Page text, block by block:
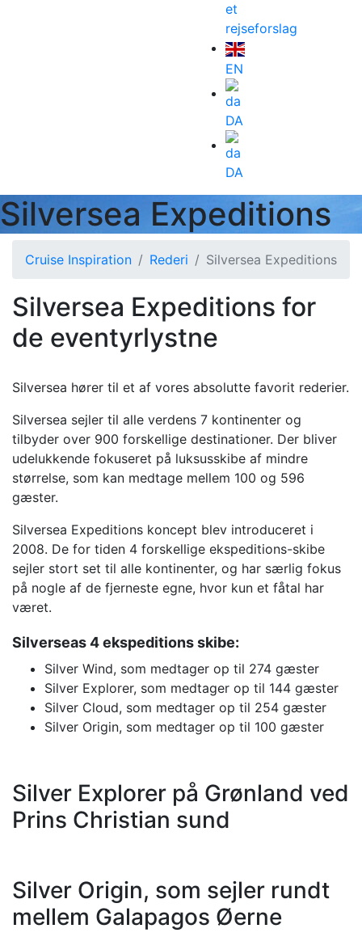
et
rejseforslag
EN
DA
DA
Silversea Expeditions
Cruise Inspiration Rederi Silversea Expeditions
Silversea Expeditions for
de eventyrlystne
Silversea hører til et af vores absolutte favorit rederier.
Silversea sejler til alle verdens 7 kontinenter og
tilbyder over 900 forskellige destinationer. Der bliver
udelukkende fokuseret på luksusskibe af mindre
størrelse, som kan medtage mellem 100 og 596
gæster.
Silversea Expeditions koncept blev introduceret i
2008. De for tiden 4 forskellige ekspeditions-skibe
sejler stort set til alle kontinenter, og har særlig fokus
på nogle af de fjerneste egne, hvor kun et fåtal har
været.
Silverseas 4 ekspeditions skibe:
Silver Wind, som medtager op til 274 gæster
Silver Explorer, som medtager op til 144 gæster
Silver Cloud, som medtager op til 254 gæster
Silver Origin, som medtager op til 100 gæster
Silver Explorer på Grønland ved
Prins Christian sund
Silver Origin, som sejler rundt
mellem Galapagos Øerne